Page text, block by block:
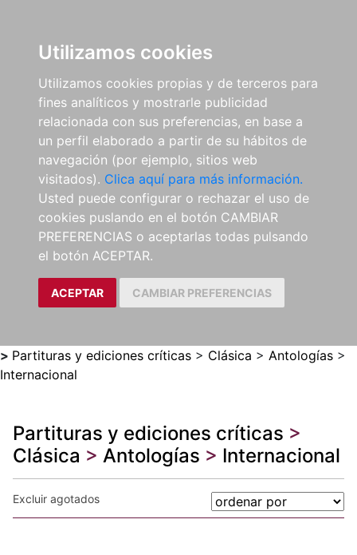
Utilizamos cookies
Utilizamos cookies propias y de terceros para
fines analíticos y mostrarle publicidad
relacionada con sus preferencias, en base a
un perfil elaborado a partir de su hábitos de
navegación (por ejemplo, sitios web
visitados). Clica aquí para más información.
Usted puede configurar o rechazar el uso de
cookies puslando en el botón CAMBIAR
PREFERENCIAS o aceptarlas todas pulsando
el botón ACEPTAR.
ACEPTAR CAMBIAR PREFERENCIAS
> Partituras y ediciones críticas > Clásica > Antologías >
Internacional
Partituras y ediciones críticas >
Clásica > Antologías > Internacional
Excluir agotados